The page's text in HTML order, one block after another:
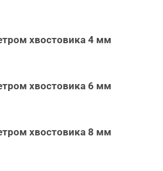
хвостовика 4 мм
хвостовика 6 мм
хвостовика 8 мм